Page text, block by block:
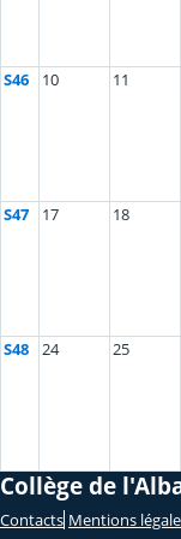
S46 10 11
S47 17 18
S48 24 25
Collège de
Contacts Mentions